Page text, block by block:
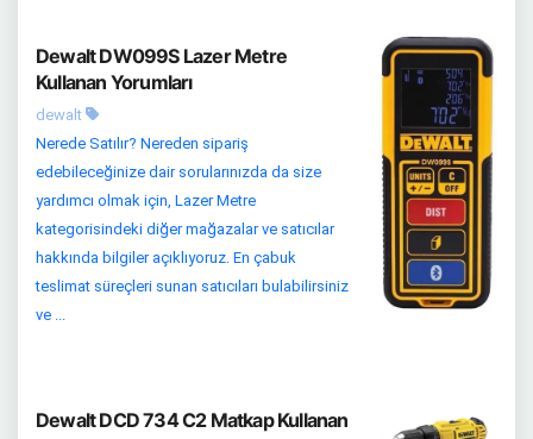
Dewalt DW099S Lazer Metre
Kullanan Yorumları
dewalt
Nerede Satılır? Nereden sipariş
edebileceğinize dair sorularınızda da size
yardımcı olmak için, Lazer Metre
kategorisindeki diğer mağazalar ve satıcılar
hakkında bilgiler açıklıyoruz. En çabuk
teslimat süreçleri sunan satıcıları bulabilirsiniz
ve ...
Dewalt DCD 734 C2 Matkap Kullanan